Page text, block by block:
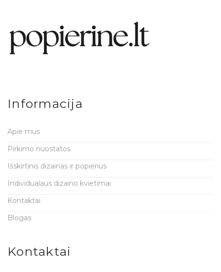
Informacija
Apie mus
Pirkimo nuostatos
Išskirtinis dizainas ir popierius
Individualaus dizaino kvietimai
Kontaktai
Blogas
Kontaktai